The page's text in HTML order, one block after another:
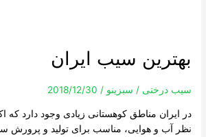
بهترین سیب ایران
سیب درختی / سبزینو/
2018/12/30
در ایران مناطق کوهستانی زیادی وجود دارد که
نظر آب و هوایی، مناسب برای تولید و پرورش
سیب